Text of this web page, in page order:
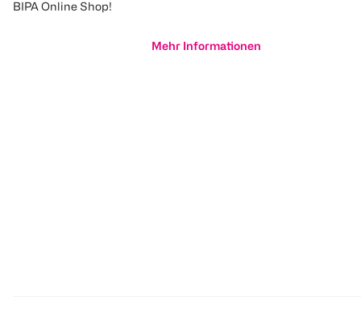
BIPA Online Shop!
Mehr Informationen